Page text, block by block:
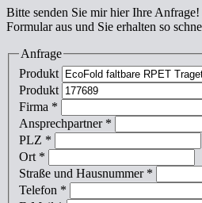
Bitte senden Sie mir hier Ihre
Formular aus und Sie erhalten so
Anfrage
Produkt
Produkt
Firma *
Ansprechpartner *
PLZ *
Ort *
Straße und Hausnummer *
Telefon *